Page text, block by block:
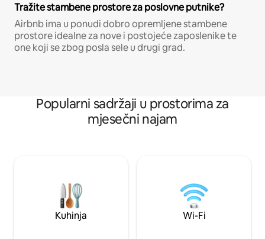
Tražite stambene prostore za poslovne putnike?
Airbnb ima u ponudi dobro opremljene stambene
prostore idealne za nove i postojeće zaposlenike te
one koji se zbog posla sele u drugi grad.
Popularni sadržaji u prostorima za
mjesečni najam
Kuhinja Wi-Fi